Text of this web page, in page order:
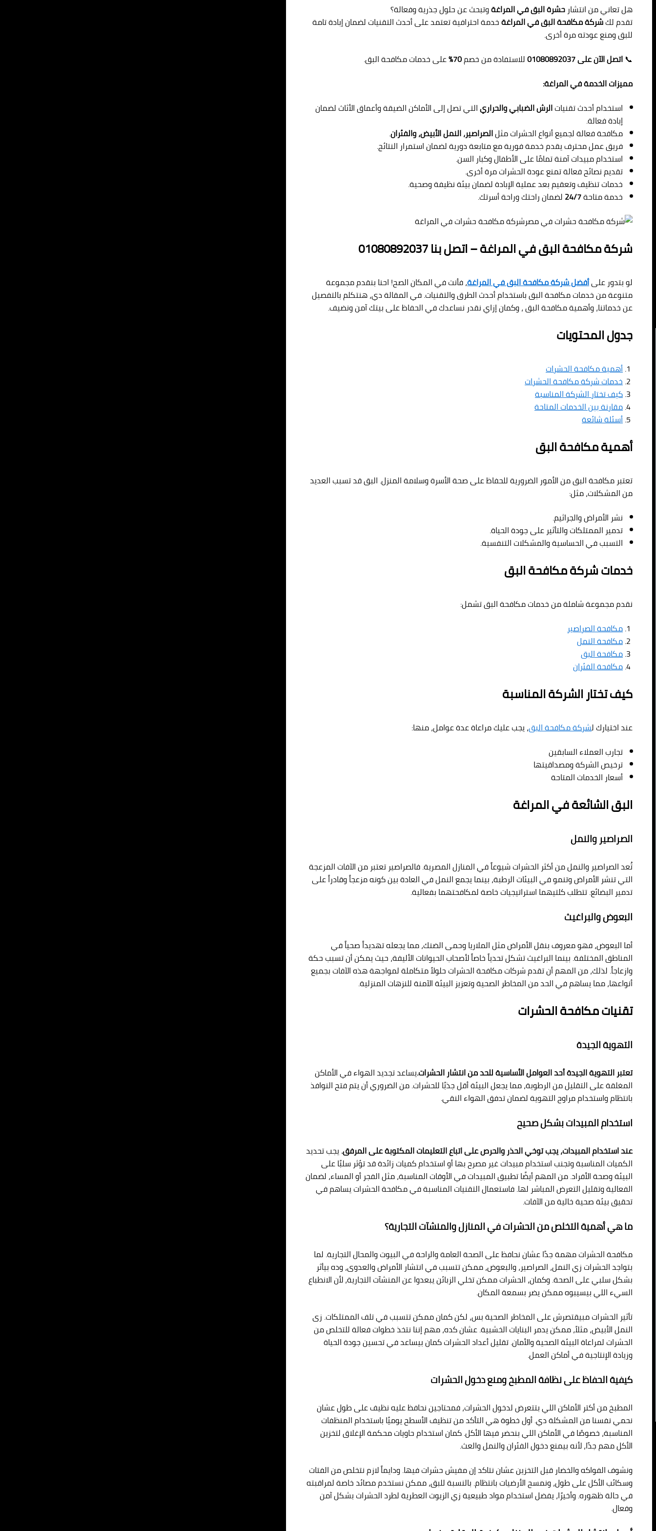
هل تعاني من انتشار حشرة البق في المراغةوتبحث عن حلول جذرية وفعالة؟
تقدم لكشركة مكافحة البق في المراغةخدمة احترافية تعتمد على أحدث التقنيات لضمان إبادة تامة
للبق ومنع عودته مرة أخرى.
📞 اتصل الآن على 01080892037 للاستفادة من خصم70% على خدمات مكافحة البق.
مميزات الخدمة في المراغة:
استخدام أحدث تقنياتالرش الضبابي والحراريالتي تصل إلى الأماكن الضيقة وأعماق الأثاث لضمان
إبادة فعالة.
مكافحة فعالة لجميع أنواع الحشرات مثلالصراصير، النمل الأبيض، والفئران.
فريق عمل محترف يقدم خدمة فورية مع متابعة دورية لضمان استمرار النتائج.
استخدام مبيدات آمنة تمامًا على الأطفال وكبار السن.
تقديم نصائح فعالة تمنع عودة الحشرات مرة أخرى.
خدمات تنظيف وتعقيم بعد عملية الإبادة لضمان بيئة نظيفة وصحية.
خدمة متاحة24/7 لضمان راحتك وراحة أسرتك.
شركة مكافحة حشرات في المراغة
شركة مكافحة البق في المراغة – اتصل بنا 01080892037
لو بتدور علىأفضل شركة مكافحة البق في المراغة، فأنت في المكان الصح! احنا بنقدم مجموعة
متنوعة من خدمات مكافحة البق باستخدام أحدث الطرق والتقنيات. في المقالة دي، هنتكلم بالتفصيل
عن خدماتنا، وأهمية مكافحة البق ، وكمان إزاي نقدر نساعدك في الحفاظ على بيتك آمن ونضيف.
جدول المحتويات
أهمية مكافحة الحشرات
خدمات شركة مكافحة الحشرات
كيف تختار الشركة المناسبة
مقارنة بين الخدمات المتاحة
أسئلة شائعة
أهمية مكافحة البق
تعتبر مكافحة البق من الأمور الضرورية للحفاظ على صحة الأسرة وسلامة المنزل. البق قد تسبب العديد
من المشكلات، مثل:
نشر الأمراض والجراثيم.
تدمير الممتلكات والتأثير على جودة الحياة.
التسبب في الحساسية والمشكلات التنفسية.
خدمات شركة مكافحة البق
نقدم مجموعة شاملة من خدمات مكافحة البق تشمل:
مكافحة الصراصير
مكافحة النمل
مكافحة البق
مكافحة الفئران
كيف تختار الشركة المناسبة
عند اختيارك لشركة مكافحة البق، يجب عليك مراعاة عدة عوامل، منها:
تجارب العملاء السابقين
ترخيص الشركة ومصداقيتها
أسعار الخدمات المتاحة
البق الشائعة في المراغة
الصراصير والنمل
تُعد الصراصير والنمل من أكثر الحشرات شيوعاً في المنازل المصرية. فالصراصير تعتبر من الآفات المزعجة
التي تنشر الأمراض وتنمو في البيئات الرطبة، بينما يجمع النمل في العادة بين كونه مزعجاً وقادراً على
تدمير البضائع. تتطلب كلتيهما استراتيجيات خاصة لمكافحتهما بفعالية.
البعوض والبراغيث
أما البعوض، فهو معروف بنقل الأمراض مثل الملاريا وحمى الضنك، مما يجعله تهديداً صحياً في
المناطق المختلفة. بينما البراغيث تشكل تحدياً خاصاً لأصحاب الحيوانات الأليفة، حيث يمكن أن تسبب حكة
وازعاجاً. لذلك، من المهم أن تقدم شركات مكافحة الحشرات حلولاً متكاملة لمواجهة هذه الآفات بجميع
أنواعها، مما يساهم في الحد من المخاطر الصحية وتعزيز البيئة الآمنة للنزهات المنزلية.
تقنيات مكافحة الحشرات
التهوية الجيدة
تعتبر التهوية الجيدة أحد العوامل الأساسية للحد من انتشار الحشرات.يساعد تجديد الهواء في الأماكن
المغلقة على التقليل من الرطوبة، مما يجعل البيئة أقل جذبًا للحشرات. من الضروري أن يتم فتح النوافذ
بانتظام واستخدام مراوح التهوية لضمان تدفق الهواء النقي.
استخدام المبيدات بشكل صحيح
عند استخدام المبيدات، يجب توخي الحذر والحرص على اتباع التعليمات المكتوبة على المرفق. يجب تحديد
الكميات المناسبة وتجنب استخدام مبيدات غير مصرح بها أو استخدام كميات زائدة قد تؤثر سلبًا على
البيئة وصحة الأفراد. من المهم أيضًا تطبيق المبيدات في الأوقات المناسبة، مثل الفجر أو المساء، لضمان
الفعالية وتقليل التعرض المباشر لها. فاستعمال التقنيات المناسبة في مكافحة الحشرات يساهم في
تحقيق بيئة صحية خالية من الآفات.
ما هي أهمية التخلص من الحشرات في المنازل والمنشآت التجارية؟
مكافحة الحشرات مهمة جدًا عشان نحافظ على الصحة العامة والراحة في البيوت والمحال التجارية. لما
بتواجد الحشرات زي النمل، الصراصير، والبعوض، ممكن تتسبب في انتشار الأمراض والعدوى، وده بيأثر
بشكل سلبي على الصحة. وكمان، الحشرات ممكن تخلي الزبائن يبعدوا عن المنشآت التجارية، لأن الانطباع
السيء اللي بيسيبوه ممكن يضر بسمعة المكان.
تأثير الحشرات مبيقتصرش على المخاطر الصحية بس، لكن كمان ممكن تتسبب في تلف الممتلكات. زى
النمل الأبيض، مثلاً، ممكن يدمر البنايات الخشبية. عشان كده، مهم إننا نتخذ خطوات فعالة للتخلص من
الحشرات لمراعاة البيئة الصحية والأمان. تقليل أعداد الحشرات كمان بيساعد في تحسين جودة الحياة
وزيادة الإنتاجية في أماكن العمل.
كيفية الحفاظ على نظافة المطبخ ومنع دخول الحشرات
المطبخ من أكتر الأماكن اللي بتتعرض لدخول الحشرات، فمحتاجين نحافظ عليه نظيف على طول عشان
نحمي نفسنا من المشكلة دي. أول خطوة هي التأكد من تنظيف الأسطح يوميًا باستخدام المنظفات
المناسبة، خصوصًا في الأماكن اللي بنحضر فيها الأكل. كمان استخدام حاويات محكمة الإغلاق لتخزين
الأكل مهم جدًا، لأنه بيمنع دخول الفئران والنمل والعث.
ونشوف الفواكه والخضار قبل التخزين عشان نتاكد إن مفيش حشرات فيها. ودايماً لازم نتخلص من الفتات
وسكائب الأكل على طول، ونمسح الأرضيات بانتظام. بالنسبة للبق، ممكن نستخدم مصائد خاصة لمراقبته
في حالة ظهوره. وأخيرًا، يفضل استخدام مواد طبيعية زي الزيوت العطرية لطرد الحشرات بشكل آمن
وفعال.